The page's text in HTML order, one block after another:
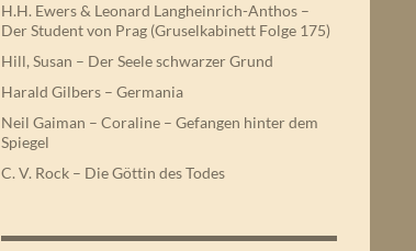
H.H. Ewers & Leonard Langheinrich-Anthos –
Der Student von Prag (Gruselkabinett Folge 175)
Hill, Susan – Der Seele schwarzer Grund
Harald Gilbers – Germania
Neil Gaiman – Coraline – Gefangen hinter dem
Spiegel
C. V. Rock – Die Göttin des Todes